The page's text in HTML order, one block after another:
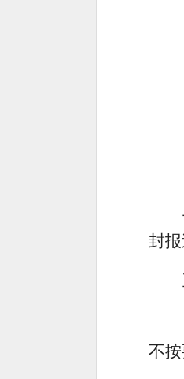
封报
不